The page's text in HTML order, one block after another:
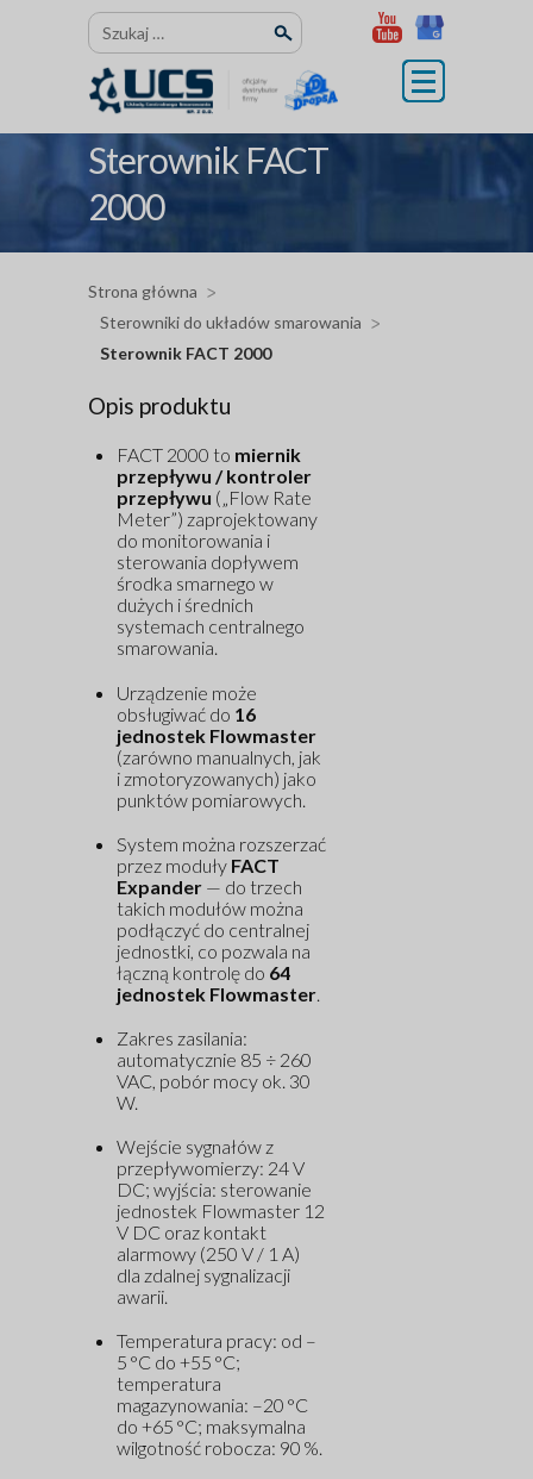
Szukaj:
Sterownik FACT
2000
Strona główna
Sterowniki do układów smarowania
Sterownik FACT 2000
Opis produktu
FACT 2000 to miernik
przepływu / kontroler
przepływu („Flow Rate
Meter”) zaprojektowany
do monitorowania i
sterowania dopływem
środka smarnego w
dużych i średnich
systemach centralnego
smarowania.
Urządzenie może
obsługiwać do 16
jednostek Flowmaster
(zarówno manualnych, jak
i zmotoryzowanych) jako
punktów pomiarowych.
System można rozszerzać
przez moduły FACT
Expander — do trzech
takich modułów można
podłączyć do centralnej
jednostki, co pozwala na
łączną kontrolę do 64
jednostek Flowmaster
Zakres zasilania:
automatycznie 85 ÷ 260
VAC, pobór mocy ok. 30
W.
Wejście sygnałów z
przepływomierzy: 24 V
DC; wyjścia: sterowanie
jednostek Flowmaster 12
V DC oraz kontakt
alarmowy (250 V / 1 A)
dla zdalnej sygnalizacji
awarii.
Temperatura pracy: od –
5 °C do +55 °C;
temperatura
magazynowania: –20 °C
do +65 °C; maksymalna
wilgotność robocza: 90 %.